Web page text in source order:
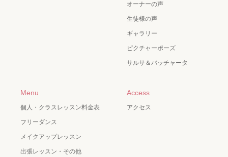
オーナーの声
生徒様の声
ギャラリー
ピクチャーポーズ
サルサ＆バッチャータ
Menu
個人・クラスレッスン料金表
フリーダンス
メイクアップレッスン
出張レッスン・その他
Access
アクセス